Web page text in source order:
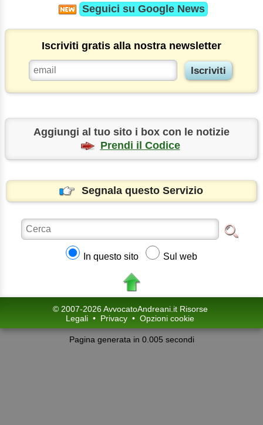
Seguici su Google News
Iscriviti gratis alla nostra newsletter
Aggiungi al tuo sito i box con le notizie
Prendi il Codice
Segnala questo Servizio
In questo sito Sul web
© 2007-2026 AvvocatoAndreani.it Risorse
Legali • Privacy • Opzioni cookie
Pagina generata in 0.005 secondi